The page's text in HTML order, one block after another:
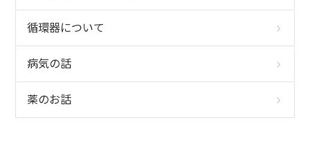
循環器について
病気の話
薬のお話